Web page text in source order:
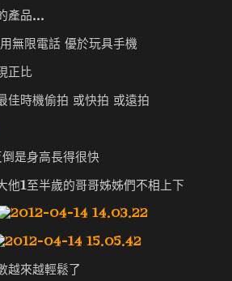
產品...
無限電話 優於玩具手機
正比
佳時機偷拍 或快拍 或遠拍
是身高長得很快
他1至半歲的哥哥姊姊們不相上下
越來越輕鬆了